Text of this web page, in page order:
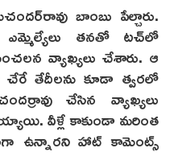
బాంబు పేల్చారు.
ఎమ్మెల్యేలు తనతో టచ్‌లో
వ్యాఖ్యలు చేశారు. ఆ
చేరే తేదీలను కూడా త్వరలో
చేసిన వ్యాఖ్యలు
వీళ్లే కాకుండా మరింత
ఉన్నారని హాట్ కామెంట్స్